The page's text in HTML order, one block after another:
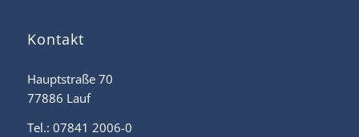
Kontakt
Hauptstraße 70
77886 Lauf
Tel.: 07841 2006-0